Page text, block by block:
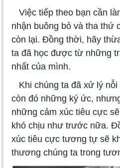
Việc tiếp theo bạn cần
nhận buông bỏ và tha thứ
còn lại. Đồng thời, hãy
ta đã học được từ những
nhất của mình.
Khi chúng ta đã xử lý nỗi
còn đó những ký ức,
những cảm xúc tiêu cực
khó chịu như trước nữa.
xúc tiêu cực tương tự sẽ
thương chúng ta trong